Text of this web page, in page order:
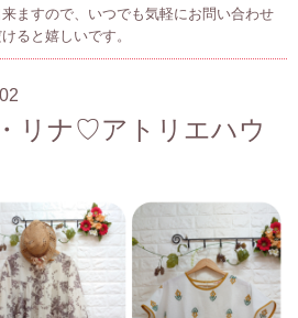
ますので、いつでも気軽にお問い合わせ
ると嬉しいです。
リナ♡アトリエハウ